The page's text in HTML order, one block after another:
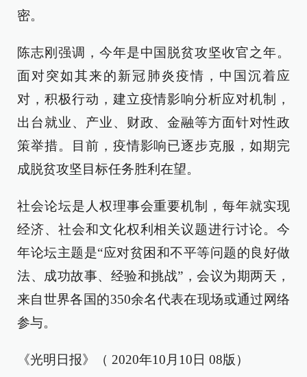
密。
陈志刚强调，今年是中国脱贫攻坚收官之年。
面对突如其来的新冠肺炎疫情，中国沉着应
对，积极行动，建立疫情影响分析应对机制，
出台就业、产业、财政、金融等方面针对性政
策举措。目前，疫情影响已逐步克服，如期完
成脱贫攻坚目标任务胜利在望。
社会论坛是人权理事会重要机制，每年就实现
经济、社会和文化权利相关议题进行讨论。今
年论坛主题是“应对贫困和不平等问题的良好做
法、成功故事、经验和挑战”，会议为期两天，
来自世界各国的350余名代表在现场或通过网络
参与。
《光明日报》（ 2020年10月10日 08版）